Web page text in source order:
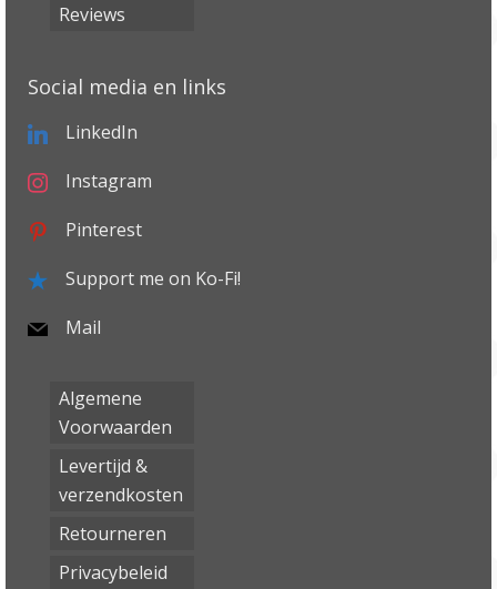
Reviews
Social media en links
LinkedIn
Instagram
Pinterest
Support me on Ko-Fi!
Mail
Algemene
Voorwaarden
Levertijd &
verzendkosten
Retourneren
Privacybeleid